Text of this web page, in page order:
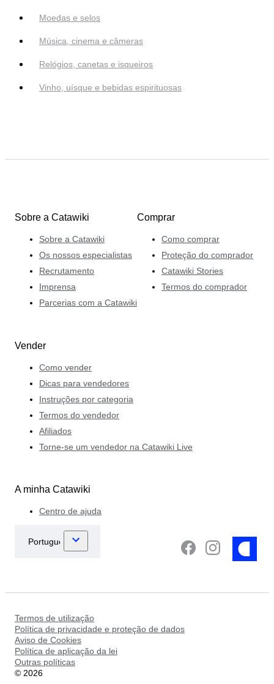
Moedas e selos
Música, cinema e câmeras
Relógios, canetas e isqueiros
Vinho, uísque e bebidas espirituosas
Sobre a Catawiki
Sobre a Catawiki
Os nossos especialistas
Recrutamento
Imprensa
Parcerias com a Catawiki
Comprar
Como comprar
Proteção do comprador
Catawiki Stories
Termos do comprador
Vender
Como vender
Dicas para vendedores
Instruções por categoria
Termos do vendedor
Afiliados
Torne-se um vendedor na Catawiki Live
A minha Catawiki
Centro de ajuda
Termos de utilização
Política de privacidade e proteção de dados
Aviso de Cookies
Política de aplicação da lei
Outras políticas
© 2026